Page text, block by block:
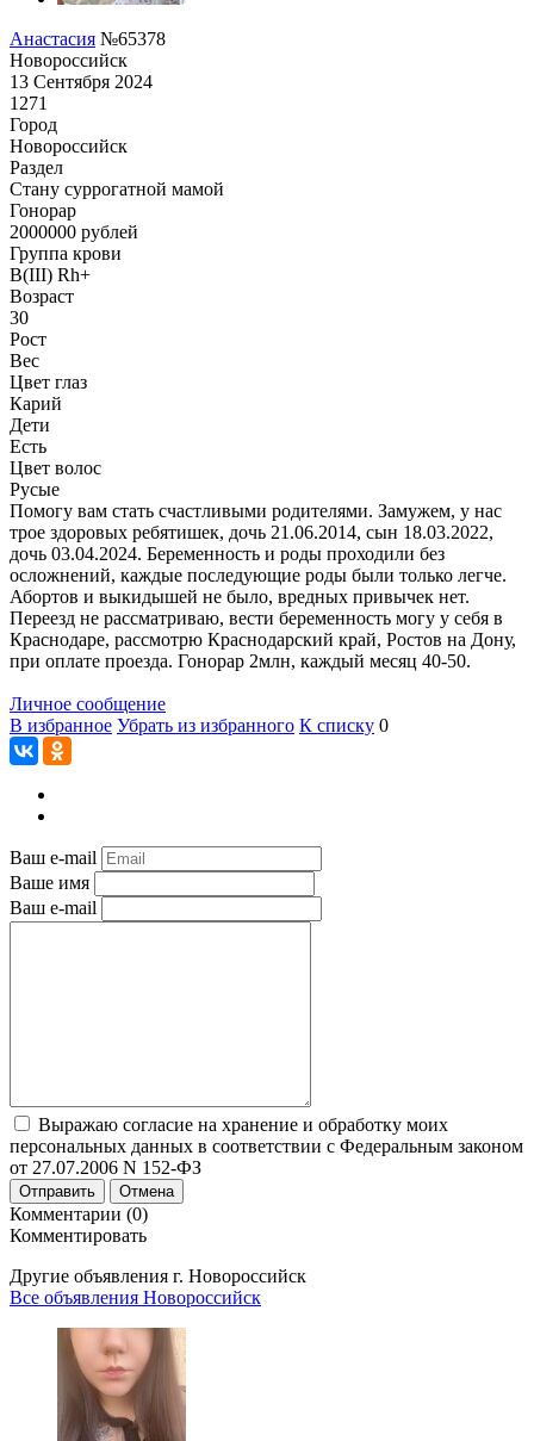
Анастасия №65378
Новороссийск
13 Сентября 2024
1271
Город
Новороссийск
Раздел
Cтану суррогатной мамой
Гонoрар
2000000 рублей
Группа крови
B(III) Rh+
Возраст
30
Рост
Вес
Цвет глаз
Карий
Дети
Есть
Цвет волос
Русые
Помогу вам стать счастливыми родителями. Замужем, у нас
трое здоровых ребятишек, дочь 21.06.2014, сын 18.03.2022,
дочь 03.04.2024. Беременность и роды проходили без
осложнений, каждые последующие роды были только легче.
Абортов и выкидышей не было, вредных привычек нет.
Переезд не рассматриваю, вести беременность могу у себя в
Краснодаре, рассмотрю Краснодарский край, Ростов на Дону,
при оплате проезда. Гонорар 2млн, каждый месяц 40-50.
Личное сообщение
В избранное Убрать из избранного К списку 0
Ваш e-mail
Ваше имя
Ваш e-mail
Выражаю согласие на хранение и обработку моих
персональных данных в соответствии с Федеральным законом
от 27.07.2006 N 152-ФЗ
Отправить Отмена
Комментарии (0)
Комментировать
Другие объявления г. Новороссийск
Все объявления Новороссийск